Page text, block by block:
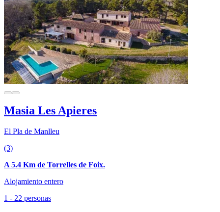
Masia Les Apieres
El Pla de Manlleu
(3)
A 5.4 Km de Torrelles de Foix.
Alojamiento entero
1 - 22 personas